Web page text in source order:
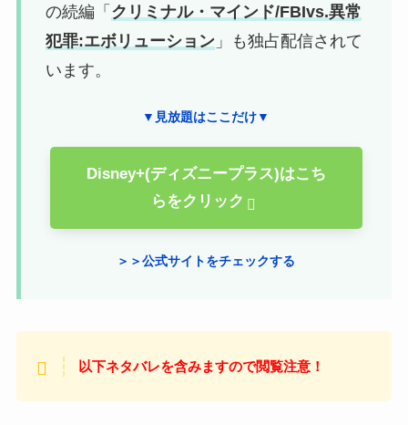
の続編「 クリミナル・マインド/FBIvs.異常
犯罪:エボリューション」も独占配信されて
います。
▼見放題はここだけ▼
Disney+(ディズニープラス)はこち
らをクリック
＞＞公式サイトをチェックする
以下ネタバレを含みますので閲覧注意！